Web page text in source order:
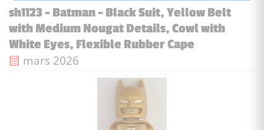
sh1123 - Batman - Black Suit, Yellow Belt
with Medium Nougat Details, Cowl with
White Eyes, Flexible Rubber Cape
Date de sortie :
mars 2026